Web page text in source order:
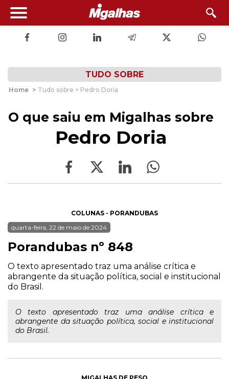
TUDO SOBRE
Home > Tudo sobre > Pedro Doria
O que saiu em Migalhas sobre
Pedro Doria
COLUNAS - PORANDUBAS
quarta-feira, 22 de maio de 2024
Porandubas nº 848
O texto apresentado traz uma análise crítica e
abrangente da situação política, social e institucional
do Brasil.
O texto apresentado traz uma análise crítica e
abrangente da situação política, social e institucional
do Brasil.